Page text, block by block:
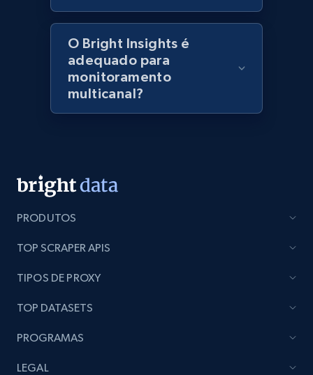
991+ 162+
URL, Title, Rating, Reviews, Initial price, Final
988+
O Bright Insights é
adequado para
monitoramento
multicanal?
PRODUTOS
TOP SCRAPER APIS
TIPOS DE PROXY
TOP DATASETS
PROGRAMAS
LEGAL